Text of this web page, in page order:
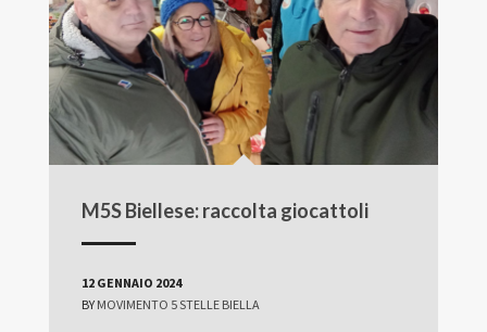
M5S Biellese: raccolta giocattoli
12 GENNAIO 2024
BY MOVIMENTO 5 STELLE BIELLA